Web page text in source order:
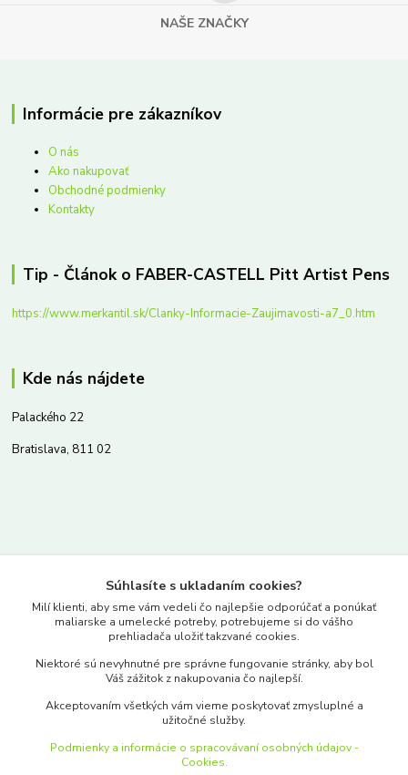
NAŠE ZNAČKY
Informácie pre zákazníkov
O nás
Ako nakupovať
Obchodné podmienky
Kontakty
Tip - Článok o FABER-CASTELL Pitt Artist Pens
https://www.merkantil.sk/Clanky-Informacie-Zaujimavosti-a7_0.htm
Kde nás nájdete
Palackého 22
Bratislava, 811 02
www.merkantil.sk
Pondelok-Piatok: 9.00-17.00hod.
objednavky@merkantil-obchod.sk
Súhlasíte s ukladaním cookies?
Milí klienti, aby sme vám vedeli čo najlepšie odporúčať a ponúkať
maliarske a umelecké potreby, potrebujeme si do vášho
prehliadača uložiť takzvané cookies.
Niektoré sú nevyhnutné pre správne fungovanie stránky, aby bol
Váš zážitok z nakupovania čo najlepší.
Akceptovaním všetkých vám vieme poskytovať zmysluplné a
užitočné služby.
Podmienky a informácie o spracovávaní osobných údajov -
Cookies.